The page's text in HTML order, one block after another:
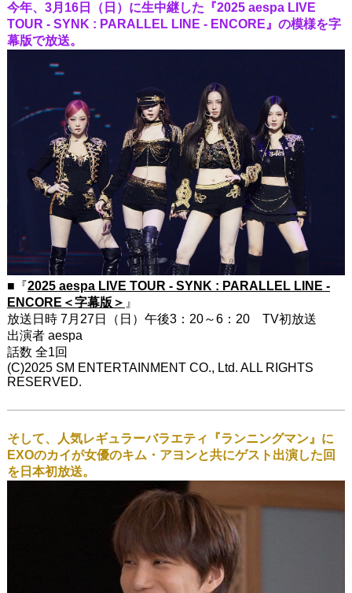
今年、3月16日（日）に生中継した『2025 aespa LIVE
TOUR - SYNK : PARALLEL LINE - ENCORE』の模様を字
幕版で放送。
■『2025 aespa LIVE TOUR - SYNK : PARALLEL LINE -
ENCORE＜字幕版＞ 』
放送日時 7月27日（日）午後3：20～6：20 TV初放送
出演者 aespa
話数 全1回
(C)2025 SM ENTERTAINMENT CO., Ltd. ALL RIGHTS
RESERVED.
そして、人気レギュラーバラエティ『ランニングマン』に
EXOのカイが女優のキム・アヨンと共にゲスト出演した回
を日本初放送。